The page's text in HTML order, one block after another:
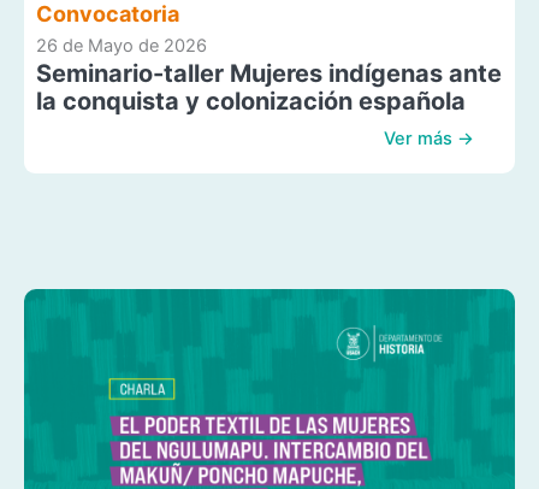
Convocatoria
26 de Mayo de 2026
Seminario-taller Mujeres indígenas ante
la conquista y colonización española
Ver más →